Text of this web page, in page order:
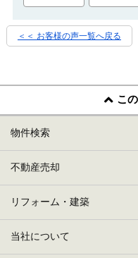
＜＜ お客様の声一覧へ戻る
こ
物件検索
不動産売却
リフォーム・建築
当社について